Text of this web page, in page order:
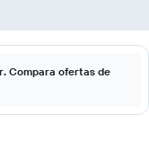
Compara ofertas de